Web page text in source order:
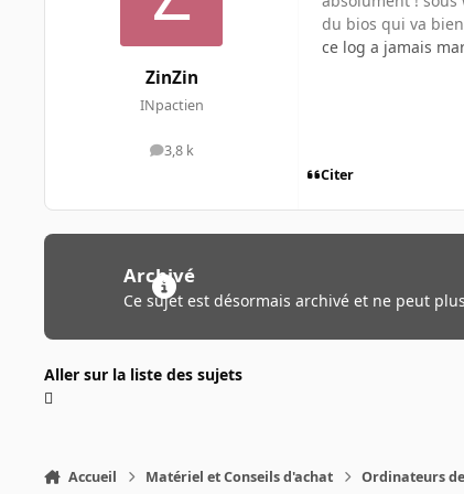
ZinZin
INpactien
3,8 k
messages
du bios qui va
ce log a jamais
Citer
Archivé
Ce sujet est désormais archivé et ne peut
Aller sur la liste des sujets
Accueil Matériel et Conseils d'achat Ordinateurs